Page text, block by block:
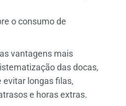
o consumo de
vantagens mais
das docas,
evitar longas filas,
e horas extras.